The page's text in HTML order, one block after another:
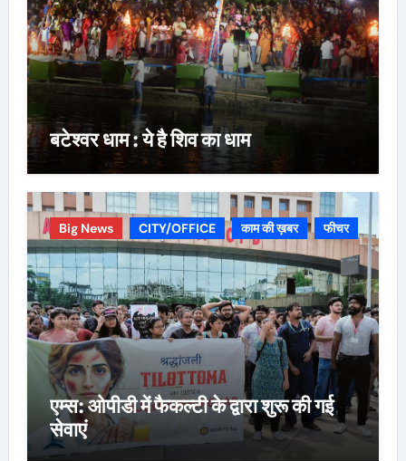
बटेश्वर धाम : ये है शिव का धाम
Big News CITY/OFFICE काम की ख़बर फीचर
एम्स: ओपीडी में फैकल्टी के द्वारा शुरू की गई
सेवाएं